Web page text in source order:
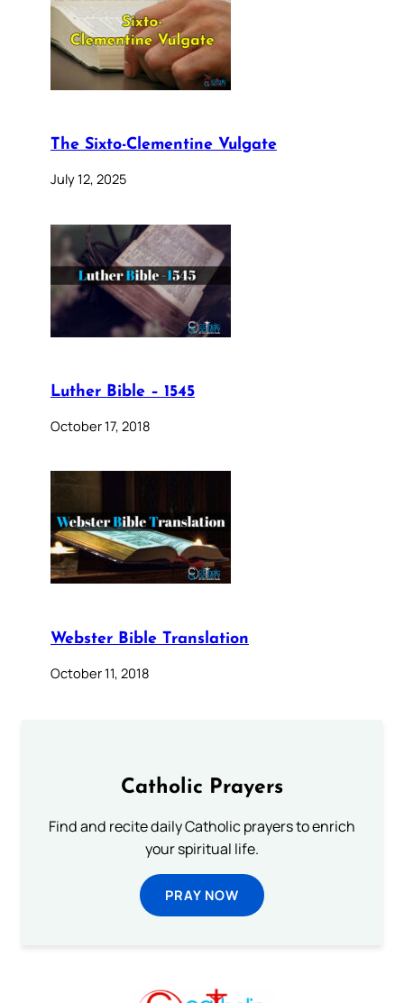
The Sixto-Clementine Vulgate
July 12, 2025
Luther Bible – 1545
October 17, 2018
Webster Bible Translation
October 11, 2018
Catholic Prayers
Find and recite daily Catholic prayers to enrich
your spiritual life.
PRAY NOW